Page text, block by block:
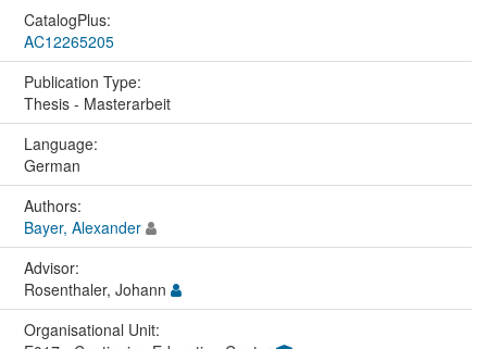
CatalogPlus:
AC12265205
Publication Type:
Thesis - Masterarbeit
Language:
German
Authors:
Bayer, Alexander
Advisor:
Rosenthaler, Johann
Organisational Unit: